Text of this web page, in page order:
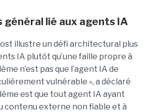
général lié aux agents IA
illustre un défi architectural plus
IA plutôt qu’une faille propre à
n’est pas que l’agent IA de
vulnérable », a déclaré
est que tout agent IA ayant
contenu externe non fiable et à